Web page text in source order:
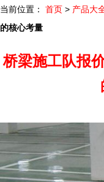
当前位置： 首页 > 产品大
的核心考量
桥梁施工队报